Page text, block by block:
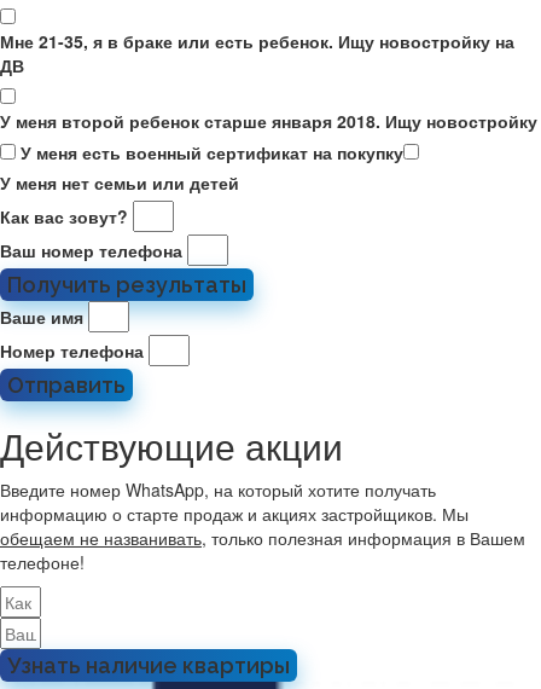
Мне 21-35, я в браке или есть ребенок. Ищу новостройку на
ДВ
У меня второй ребенок старше января 2018. Ищу новостройку
У меня есть военный сертификат на покупку
У меня нет семьи или детей
Как вас зовут?
Ваш номер телефона
Получить результаты
Ваше имя
Номер телефона
Отправить
Действующие акции
Введите номер WhatsApp, на который хотите получать
информацию о старте продаж и акциях застройщиков. Мы
обещаем не названивать, только полезная информация в Вашем
телефоне!
Узнать наличие квартиры